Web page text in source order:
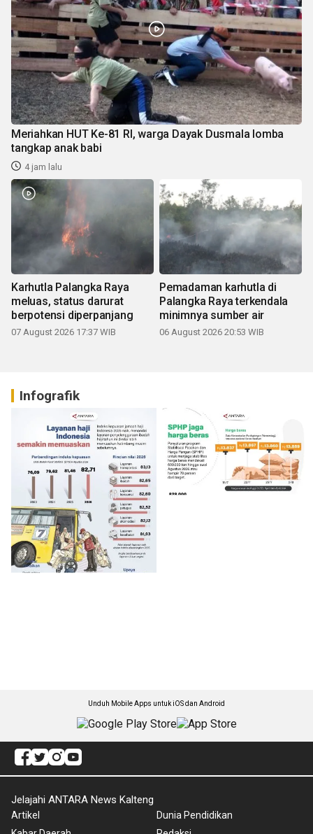
Meriahkan HUT Ke-81 RI, warga Dayak Dusmala lomba
tangkap anak babi
4 jam lalu
Karhutla Palangka Raya
meluas, status darurat
berpotensi diperpanjang
07 August 2026 17:37 WIB
Pemadaman karhutla di
Palangka Raya terkendala
minimnya sumber air
06 August 2026 20:53 WIB
Infografik
Unduh Mobile Apps untuk iOS dan Android
Jelajahi ANTARA News Kalteng
Artikel
Dunia Pendidikan